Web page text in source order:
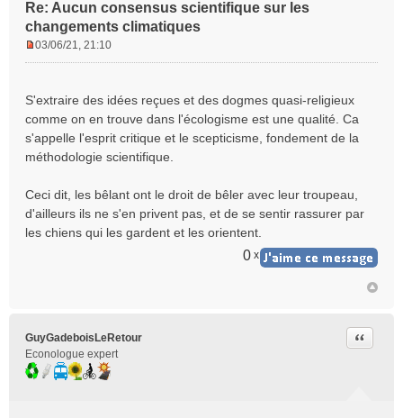
Re: Aucun consensus scientifique sur les
changements climatiques
s
a
g
e
n
l
u
03/06/21, 21:10
S'extraire des idées reçues et des dogmes quasi-religieux
comme on en trouve dans l'écologisme est une qualité. Ca
s'appelle l'esprit critique et le scepticisme, fondement de la
méthodologie scientifique.
Ceci dit, les bêlant ont le droit de bêler avec leur troupeau,
d'ailleurs ils ne s'en privent pas, et de se sentir rassurer par
les chiens qui les gardent et les orientent.
0 x
GuyGadeboisLeRetour
Econologue expert
Citer